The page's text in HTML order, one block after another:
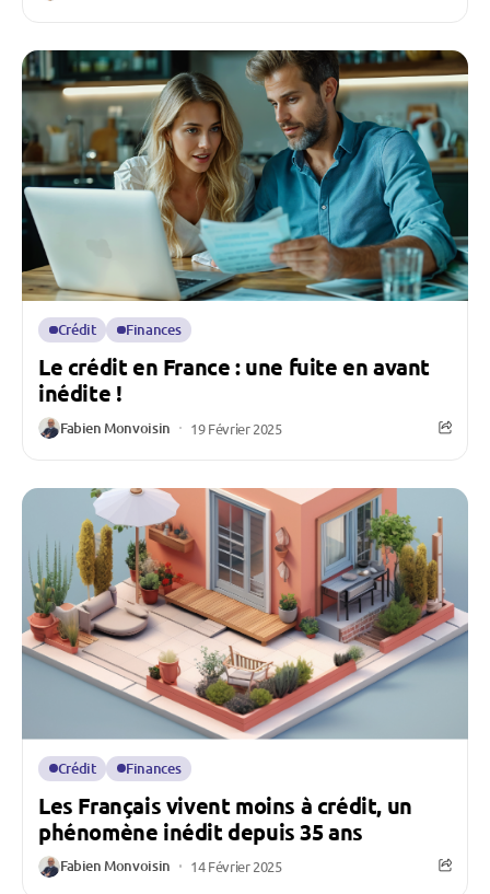
Crédit Finances
Le crédit en France : une fuite en avant
inédite !
Fabien Monvoisin 19 Février 2025
Crédit Finances
Les Français vivent moins à crédit, un
phénomène inédit depuis 35 ans
Fabien Monvoisin 14 Février 2025